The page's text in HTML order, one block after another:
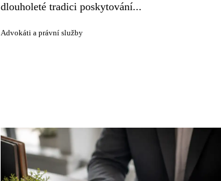
dlouholeté tradici poskytování...
Advokáti a právní služby